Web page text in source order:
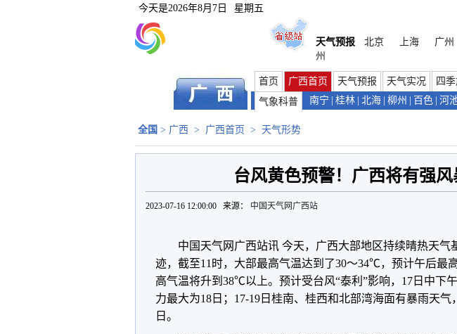
今天是2026年8月7日 星期五
天气预报
北京 上海 广州
州
首页 广西首页 天气预报 天气实况 四
气象科普
南宁 桂林 北海 柳州 百色 河
全国 > 广西 > 广西首页 > 天气形势
台风黄色预警！广西将有强风
2023-07-16 12:00:00 来源： 中国天气网广西站
中国天气网广西站讯 今天，广西大部地区持续晴热天气
迹，截至11时，大部最高气温达到了30～34℃，预计午后最
高气温将升到38℃以上。预计受台风“泰利”影响，17日中下
力最大为18日；17-19日桂南、桂西和北部湾海面有暴雨天气
日。